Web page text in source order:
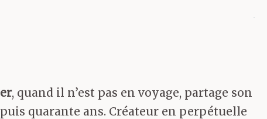
, quand il n’est pas en voyage, partage son
quarante ans. Créateur en perpétuelle